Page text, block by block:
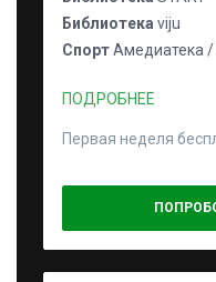
Библиотека viju
СпортАмедиатека /
ПОДРОБНЕЕ
Первая неделя